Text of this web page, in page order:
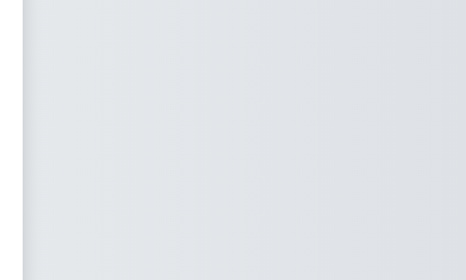
合には教員に聞きにきてください。